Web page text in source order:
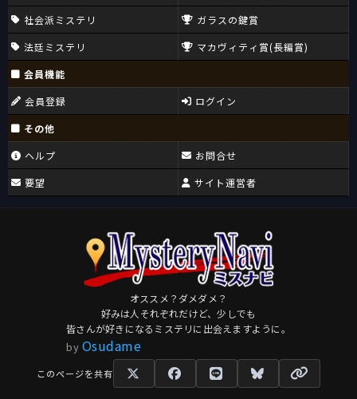
社会派ミステリ
法廷ミステリ
ガラスの鍵賞
マカヴィティ賞(長編賞)
会員機能
会員登録
ログイン
その他
ヘルプ
要望
お問合せ
サイト運営者
オススメ？ダメダメ？
好みは人それぞれだけど、少しでも
皆さんが好きになるミステリに出会えますように。
by Osudame
このページを共有